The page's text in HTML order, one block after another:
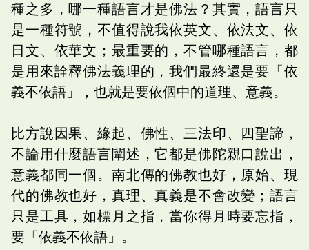
種之多，哪一種語言才是佛法？其實，語言只
是一種符號，不值得說我依英文、依法文、依
日文、依華文；最重要的，不管哪種語言，都
是用來詮釋佛法義理的，我們最終還是要「依
義不依語」，也就是要依個中的道理、意義。
比方說因果、緣起、佛性、三法印、四聖諦，
不論用什麼語言闡述，它都是佛陀親口說出，
意義都同一個。南北傳的佛教也好，原始、現
代的佛教也好，真理、真義是不會改變；語言
只是工具，如標月之指，當你得月時要忘指，
要「依義不依語」。